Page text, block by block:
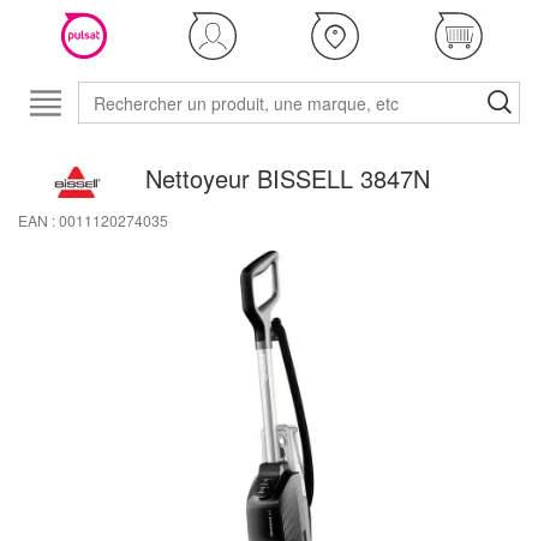
Nettoyeur BISSELL 3847N
EAN : 0011120274035